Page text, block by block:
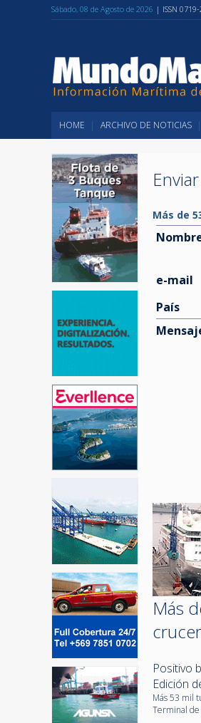
Sábado, 08 de Agosto de 2026 | ISSN
HOME ARCHIVO DE NOTICIAS
Más de
e-mail
País
Más
Positivo
Edición
Más 53 mil
Terminal de